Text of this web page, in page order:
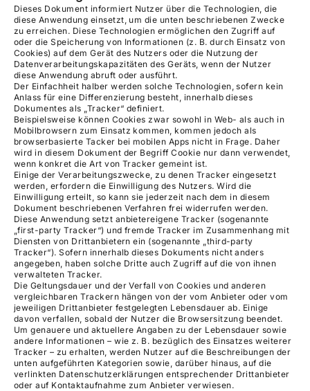
Dieses Dokument informiert Nutzer über die Technologien, die
diese Anwendung einsetzt, um die unten beschriebenen Zwecke
zu erreichen. Diese Technologien ermöglichen den Zugriff auf
oder die Speicherung von Informationen (z. B. durch Einsatz von
Cookies) auf dem Gerät des Nutzers oder die Nutzung der
Datenverarbeitungskapazitäten des Geräts, wenn der Nutzer
diese Anwendung abruft oder ausführt.
Der Einfachheit halber werden solche Technologien, sofern kein
Anlass für eine Differenzierung besteht, innerhalb dieses
Dokumentes als „Tracker“ definiert.
Beispielsweise können Cookies zwar sowohl in Web- als auch in
Mobilbrowsern zum Einsatz kommen, kommen jedoch als
browserbasierte Tacker bei mobilen Apps nicht in Frage. Daher
wird in diesem Dokument der Begriff Cookie nur dann verwendet,
wenn konkret die Art von Tracker gemeint ist.
Einige der Verarbeitungszwecke, zu denen Tracker eingesetzt
werden, erfordern die Einwilligung des Nutzers. Wird die
Einwilligung erteilt, so kann sie jederzeit nach dem in diesem
Dokument beschriebenen Verfahren frei widerrufen werden.
Diese Anwendung setzt anbietereigene Tracker (sogenannte
„first-party Tracker“) und fremde Tracker im Zusammenhang mit
Diensten von Drittanbietern ein (sogenannte „third-party
Tracker“). Sofern innerhalb dieses Dokuments nicht anders
angegeben, haben solche Dritte auch Zugriff auf die von ihnen
verwalteten Tracker.
Die Geltungsdauer und der Verfall von Cookies und anderen
vergleichbaren Trackern hängen von der vom Anbieter oder vom
jeweiligen Drittanbieter festgelegten Lebensdauer ab. Einige
davon verfallen, sobald der Nutzer die Browsersitzung beendet.
Um genauere und aktuellere Angaben zu der Lebensdauer sowie
andere Informationen – wie z. B. bezüglich des Einsatzes weiterer
Tracker – zu erhalten, werden Nutzer auf die Beschreibungen der
unten aufgeführten Kategorien sowie, darüber hinaus, auf die
verlinkten Datenschutzerklärungen entsprechender Drittanbieter
oder auf Kontaktaufnahme zum Anbieter verwiesen.